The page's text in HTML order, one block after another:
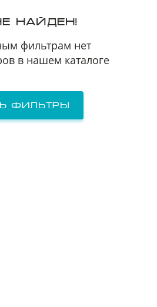
НАЙДЕН!
фильтрам нет
в нашем каталоге
фильтры
соглашение
персональных данных